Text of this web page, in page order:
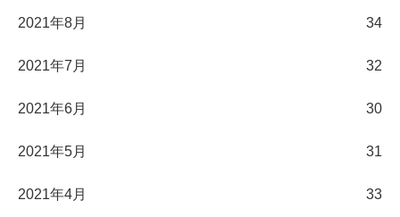
2021年8月 34
2021年7月 32
2021年6月 30
2021年5月 31
2021年4月 33